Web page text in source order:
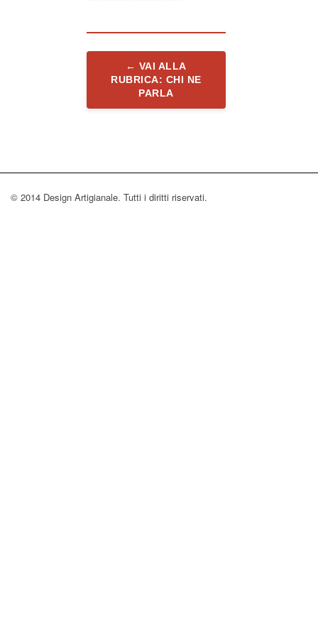
← VAI ALLA
RUBRICA: CHI NE
PARLA
© 2014 Design Artigianale. Tutti i diritti riservati.